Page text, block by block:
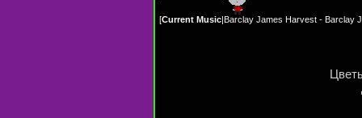
[Current Music|Barclay James Harvest - Barclay